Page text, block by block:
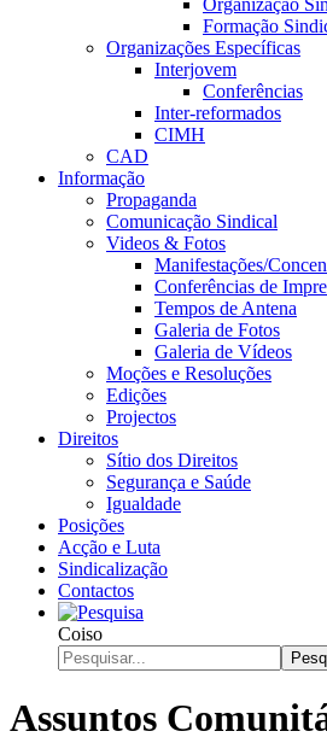
Formação
Organizações Específicas
Interjovem
Conferências
Inter-reformados
CIMH
CAD
Informação
Propaganda
Comunicação Sindical
Videos & Fotos
Manifestações/
Conferências de
Tempos de Antena
Galeria de Fotos
Galeria de Vídeos
Moções e Resoluções
Edições
Projectos
Direitos
Sítio dos Direitos
Segurança e Saúde
Igualdade
Posições
Acção e Luta
Sindicalização
Contactos
Coiso
Assuntos